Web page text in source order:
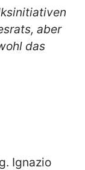
aber
das
Ignazio